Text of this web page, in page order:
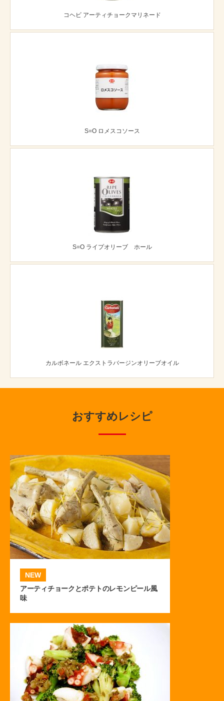
コヘビ アーティチョークマリネード
S=O ロメスコソース
S=O ライプオリーブ ホール
カルボネール エクストラバージンオリーブオイル
おすすめレシピ
NEW
アーティチョークとポテトのレモンピール風
味